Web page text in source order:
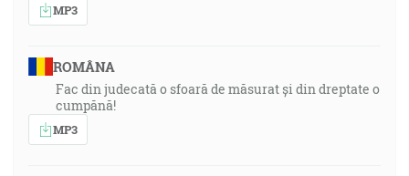
MP3
ROMÂNA
Fac din judecată o sfoară de măsurat și din dreptate o
cumpănă!
MP3